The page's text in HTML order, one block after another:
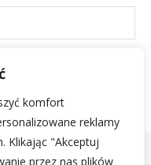
komfort
reklamy
Klikając "Akceptuj
przez nas plików